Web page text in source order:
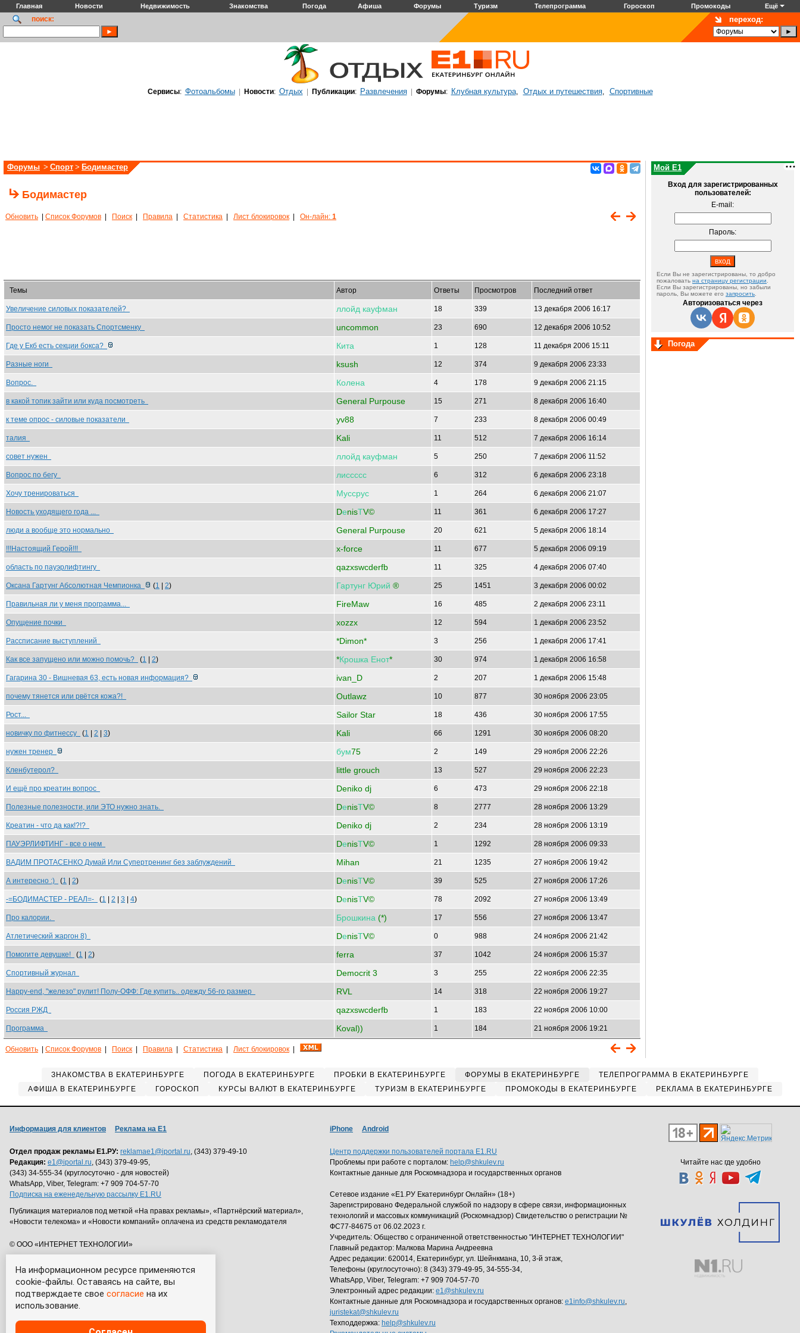
На информационном ресурсе применяются
cookie-файлы. Оставаясь на сайте, вы
подтверждаете свое согласие на их
использование.
Главная Новости Недвижимость Знакомства Погода Афиша Форумы Туризм Телепрограмма Гороскоп Промокоды Ещё
поиск: переход:
Сервисы: Фотоальбомы| Новости: Отдых| Публикации: Развлечения| Форумы: Клубная культура, Отдых и путешествия, Спортивные
Форумы > Спорт > Бодимастер
Бодимастер
Обновить Список Форумов Поиск Правила Статистика Лист блокировок Он-лайн: 1
Темы Автор Ответы Просмотров Последний ответ
Увеличение силовых показателей? ллойд кауфман 18 339 13 декабря 2006 16:17
Просто немог не показать Спортсменку uncommon 23 690 12 декабря 2006 10:52
Где у Екб есть секции бокса? Кита 1 128 11 декабря 2006 15:11
Разные ноги ksush 12 374 9 декабря 2006 23:33
Вопрос. Колена 4 178 9 декабря 2006 21:15
в какой топик зайти или куда посмотреть General Purpouse 15 271 8 декабря 2006 16:40
к теме опрос - силовые показатели yv88 7 233 8 декабря 2006 00:49
талия Kali 11 512 7 декабря 2006 16:14
совет нужен ллойд кауфман 5 250 7 декабря 2006 11:52
Вопрос по бегу лиссссс 6 312 6 декабря 2006 23:18
Хочу тренироваться Муссрус 1 264 6 декабря 2006 21:07
Новость уходящего года ... DеnisТV© 11 361 6 декабря 2006 17:27
люди а вообще это нормально General Purpouse 20 621 5 декабря 2006 18:14
!!!Настоящий Герой!!! x-force 11 677 5 декабря 2006 09:19
область по пауэрлифтингу qazxswcderfb 11 325 4 декабря 2006 07:40
Оксана Гартунг Абсолютная Чемпионка (1 2) Гартунг Юрий ® 25 1451 3 декабря 2006 00:02
Правильная ли у меня программа... FireMaw 16 485 2 декабря 2006 23:11
Опущение почки xozzx 12 594 1 декабря 2006 23:52
Рассписание выступлений *Dimon* 3 256 1 декабря 2006 17:41
Как все запущено или можно помочь? (1 2) *Крошка Енот* 30 974 1 декабря 2006 16:58
Гагарина 30 - Вишневая 63, есть новая информация? ivan_D 2 207 1 декабря 2006 15:48
почему тянется или рвётся кожа?! Outlawz 10 877 30 ноября 2006 23:05
Рост... Sailor Star 18 436 30 ноября 2006 17:55
новичку по фитнессу (1 2 3) Kali 66 1291 30 ноября 2006 08:20
нужен тренер бум75 2 149 29 ноября 2006 22:26
Кленбутерол? little grouch 13 527 29 ноября 2006 22:23
И ещё про креатин вопрос Deniko dj 6 473 29 ноября 2006 22:18
Полезные полезности, или ЭТО нужно знать. DеnisТV© 8 2777 28 ноября 2006 13:29
Креатин - что да как!?!? Deniko dj 2 234 28 ноября 2006 13:19
ПАУЭРЛИФТИНГ - все о нем DеnisТV© 1 1292 28 ноября 2006 09:33
ВАДИМ ПРОТАСЕНКО Думай Или Супертренинг без заблуждений Mihan 21 1235 27 ноября 2006 19:42
А интересно :) (1 2) DеnisТV© 39 525 27 ноября 2006 17:26
-=БОДИМАСТЕР - РЕАЛ=- (1 2 3 4) DеnisТV© 78 2092 27 ноября 2006 13:49
Про калории. Брошкина (*) 17 556 27 ноября 2006 13:47
Атлетический жаргон 8) DеnisТV© 0 988 24 ноября 2006 21:42
Помогите девушке! (1 2) ferra 37 1042 24 ноября 2006 15:37
Спортивный журнал Democrit 3 3 255 22 ноября 2006 22:35
Happy-end, "железо" рулит! Полу-ОФФ: Где купить.. одежду 56-го размер RVL 14 318 22 ноября 2006 19:27
Россия РЖД qazxswcderfb 1 183 22 ноября 2006 10:00
Программа Koval)) 1 184 21 ноября 2006 19:21
Обновить Список Форумов Поиск Правила Статистика Лист блокировок
Мой E1
Вход для зарегистрированных
пользователей:
E-mail:
Пароль:
Если Вы не зарегистрированы, то добро
пожаловать на страницу регистрации
Если Вы зарегистрированы, но забыли
пароль, Вы можете его запросить
Авторизоваться через
Погода
ЗНАКОМСТВА В ЕКАТЕРИНБУРГЕ ПОГОДА В ЕКАТЕРИНБУРГЕ ПРОБКИ В ЕКАТЕРИНБУРГЕ ФОРУМЫ В ЕКАТЕРИНБУРГЕ
ТЕЛЕПРОГРАММА В ЕКАТЕРИНБУРГЕ
АФИША В ЕКАТЕРИНБУРГЕ
ГОРОСКОП КУРСЫ ВАЛЮТ В ЕКАТЕРИНБУРГЕ ТУРИЗМ В ЕКАТЕРИНБУРГЕ ПРОМОКОДЫ В ЕКАТЕРИНБУРГЕ РЕКЛАМА В ЕКАТЕРИНБУРГЕ
Читайте нас где удобно
Информация для клиентов Реклама на Е1
Отдел продаж рекламы Е1.РУ: reklamae1@iportal.ru, (343) 379-49-10
Редакция: e1@iportal.ru, (343) 379-49-95,
(343) 34-555-34 (круглосуточно - для новостей)
WhatsApp, Viber, Telegram: +7 909 704-57-70
Подписка на еженедельную рассылку E1.RU
Публикация материалов под меткой «На правах рекламы», «Партнёрский материал»,
«Новости телекома» и «Новости компаний» оплачена из средств рекламодателя
© ООО «ИНТЕРНЕТ ТЕХНОЛОГИИ»
iPhone Android
Центр поддержки пользователей портала E1.RU
Проблемы при работе с порталом: help@shkulev.ru
Контактные данные для Роскомнадзора и государственных органов
Сетевое издание «Е1.РУ Екатеринбург Онлайн» (18+)
Зарегистрировано Федеральной службой по надзору в сфере связи, информационных
технологий и массовых коммуникаций (Роскомнадзор) Свидетельство о регистрации №
ФС77-84675 от 06.02.2023 г.
Учредитель: Общество с ограниченной ответственностью "ИНТЕРНЕТ ТЕХНОЛОГИИ"
Главный редактор: Малкова Марина Андреевна
Адрес редакции: 620014, Екатеринбург, ул. Шейнкмана, 10, 3-й этаж,
Телефоны (круглосуточно): 8 (343) 379-49-95, 34-555-34,
WhatsApp, Viber, Telegram: +7 909 704-57-70
Электронный адрес редакции: e1@shkulev.ru
Контактные данные для Роскомнадзора и государственных органов: e1info@shkulev.ru,
juristekat@shkulev.ru
Техподдержка: help@shkulev.ru